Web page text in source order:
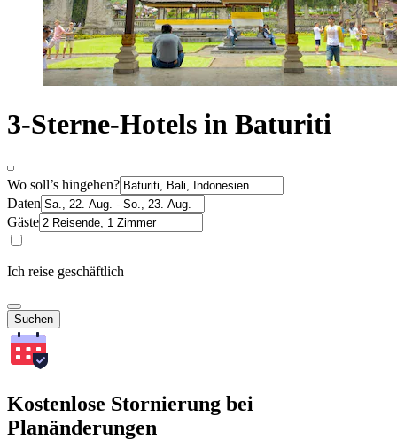
3-Sterne-Hotels in Baturiti
Wo soll’s hingehen?
Daten
Gäste
Ich reise geschäftlich
Suchen
Kostenlose Stornierung bei
Planänderungen